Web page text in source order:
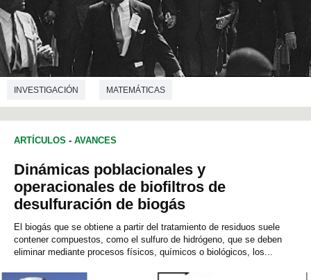
INVESTIGACIÓN MATEMÁTICAS
CIENCIAS DE LA EDUCACIÓN
ARTÍCULOS - AVANCES
Dinámicas poblacionales y
operacionales de biofiltros de
desulfuración de biogás
El biogás que se obtiene a partir del tratamiento de residuos suele
contener compuestos, como el sulfuro de hidrógeno, que se deben
eliminar mediante procesos físicos, químicos o biológicos, los...